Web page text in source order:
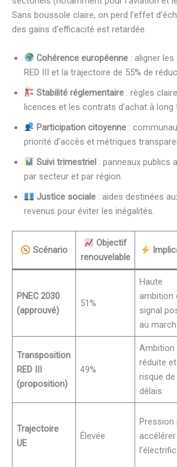
Sans boussole claire, on perd l’effet
des gains d’efficacité est retardée.
Cohérence européenne: aligner les
RED III et la trajectoire de 55% de
Stabilité réglementaire: règles
licences et les contrats d’achat à long
Participation citoyenne:
priorité d’accès et métriques
Suivi trimestriel: panneaux publics
par secteur et par région.
Justice sociale: aides destinées
revenus pour éviter les inégalités.
Scénario
Objectif
renouvelable
PNEC 2030
(approuvé)
51%
Haute
ambition
signal
au
Transposition
RED III
(proposition)
49%
Ambition
réduite et
risque de
délais
Trajectoire
UE
Élevée
Pression
accélérer